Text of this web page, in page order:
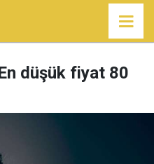
düşük fiyat 80